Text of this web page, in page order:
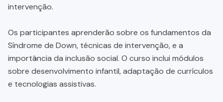
intervenção.
Os participantes aprenderão sobre os fundamentos da
Síndrome de Down, técnicas de intervenção, e a
importância da inclusão social. O curso inclui módulos
sobre desenvolvimento infantil, adaptação de currículos
e tecnologias assistivas.